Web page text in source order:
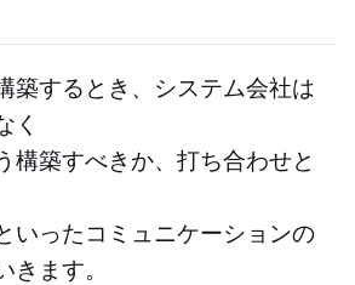
築するとき、システム会社は
く
構築すべきか、打ち合わせと
いったコミュニケーションの
ます。